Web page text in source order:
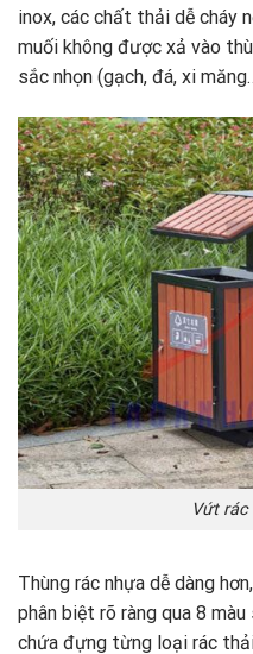
inox, các chất thải dễ cháy
muối không được xả vào
sắc nhọn (gạch, đá, xi
Vứt rác
Thùng rác nhựa dễ dàng
phân biệt rõ ràng qua 8
chứa đựng từng loại rác